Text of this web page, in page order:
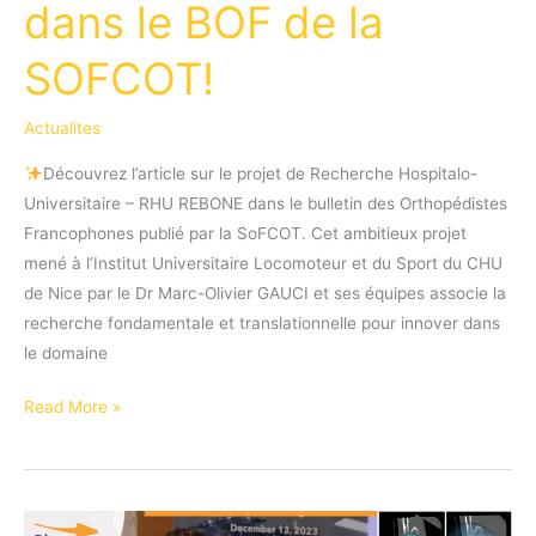
dans le BOF de la
SOFCOT!
Actualites
Découvrez l’article sur le projet de Recherche Hospitalo-
Universitaire – RHU REBONE dans le bulletin des Orthopédistes
Francophones publié par la SoFCOT. Cet ambitieux projet
mené à l’Institut Universitaire Locomoteur et du Sport du CHU
de Nice par le Dr Marc-Olivier GAUCI et ses équipes associe la
recherche fondamentale et translationnelle pour innover dans
le domaine
Projet
REBONE
le
Read More »